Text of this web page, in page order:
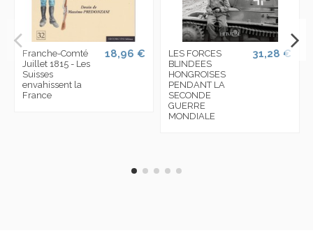
Franche-Comté
Juillet 1815 - Les
Suisses
envahissent la
France
18,96 €
LES FORCES
BLINDEES
HONGROISES
PENDANT LA
SECONDE
GUERRE
MONDIALE
31,28 €